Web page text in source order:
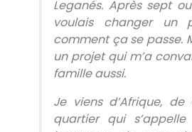
Leganés. Après sept
voulais changer un
comment ça se passe.
un projet qui m’a
famille aussi.
Je viens d’Afrique, de
quartier qui